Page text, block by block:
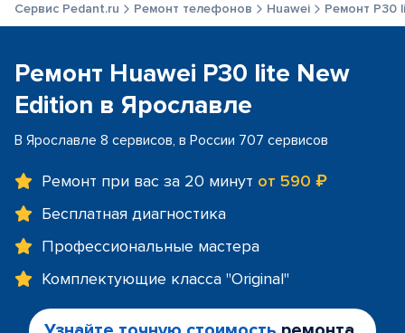
Сервис Pedant.ru Ремонт телефонов Huawei Ремонт P30
Ремонт Huawei P30 lite New
Edition в Ярославле
В Ярославле 8 сервисов, в России 707 сервисов
Ремонт при вас за 20 минут от 590 ₽
Бесплатная диагностика
Профессиональные мастера
Комплектующие класса "Original"